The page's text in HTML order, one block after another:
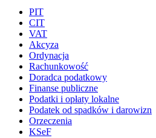
PIT
CIT
VAT
Akcyza
Ordynacja
Rachunkowość
Doradca podatkowy
Finanse publiczne
Podatki i opłaty lokalne
Podatek od spadków i darowizn
Orzeczenia
KSeF